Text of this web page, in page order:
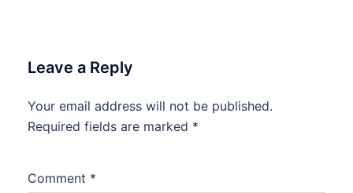
Leave a Reply
Your email address will not be published.
Required fields are marked *
Comment *